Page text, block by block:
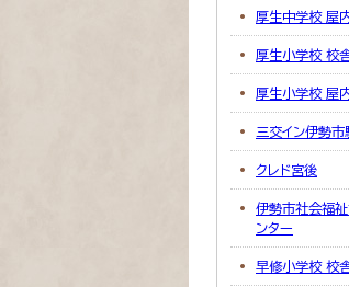
厚生中学校 屋
厚生小学校 校
厚生小学校 屋
三交イン伊勢市
クレド宮後
伊勢市社会福
ンター
早修小学校 校